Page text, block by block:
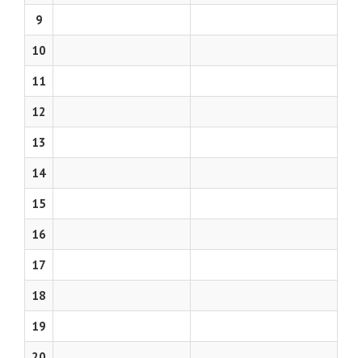
9
10
11
12
13
14
15
16
17
18
19